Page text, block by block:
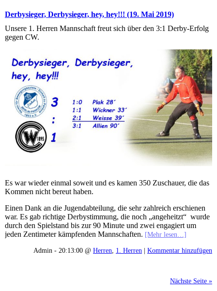
Derbysieger, Derbysieger, hey, hey!!! (19. Mai 2019)
Unsere 1. Herren Mannschaft freut sich über den 3:1 Derby-Erfolg
gegen CW.
Es war wieder einmal soweit und es kamen 350 Zuschauer, die das
Kommen nicht bereut haben.
Einen Dank an die Jugendabteilung, die sehr zahlreich erschienen
war. Es gab richtige Derbystimmung, die noch „angeheitzt“ wurde
durch den Spielstand bis zur 90 Minute und zwei engagiert um
jeden Zentimeter kämpfenden Mannschaften. [Mehr lesen…]
Admin - 20:13:00 @ Herren 1. Herren | Kommentar hinzufügen
Nächste Seite »